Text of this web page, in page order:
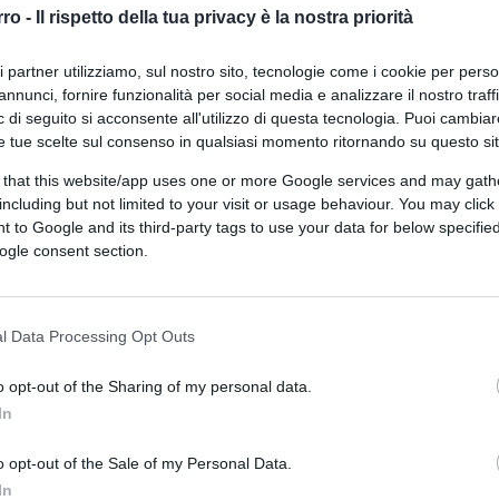
- Il rispetto della tua privacy è la nostra priorità
partner utilizziamo, sul nostro sito, tecnologie come i cookie per
fornire funzionalità per social media e analizzare il nostro
di seguito si acconsente all'utilizzo di questa tecnologia. Puoi
tue scelte sul consenso in qualsiasi momento ritornando su questo
that this website/app uses one or more Google services and may
but not limited to your visit or usage behaviour. You may
to Google and its third-party tags to use your data for below
consent section.
Data Processing Opt Outs
opt-out of the Sharing of my personal data.
opt-out of the Sale of my Personal Data.
dolore davanti all’imputato:
agenti della polizia penitenziaria, ha
Uma Smirnova
. La donna gli ha
appoggiandosi all’avvocato
Poco dopo è uscita dall’aula. Al termine
“Ho avuto questa reazione
assassino che ha massacrato mia figlia
un dolore nel cuore”. Poi ha
per mia figlia. Chiedo solo
“una ragazza dolcissima, un amore,
Una giovane donna che, ha detto
il suo padre, che purtroppo non
“Mia figlia merita giustizia”.